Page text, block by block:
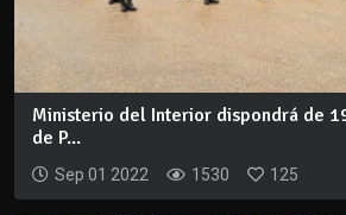
Ministerio del Interior dispondrá de
de P...
Sep 01 2022 1530 125